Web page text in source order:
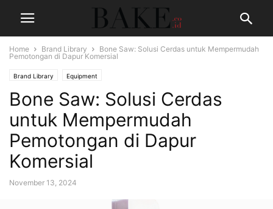
Home Brand Library
Bone Saw: Solusi Cerdas untuk Mempermudah
Pemotongan di Dapur Komersial
Brand Library Equipment
Bone Saw: Solusi Cerdas
untuk Mempermudah
Pemotongan di Dapur
Komersial
November 13, 2024